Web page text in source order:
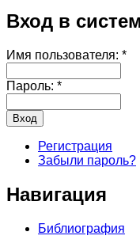
Вход в
Имя пользователя: *
Пароль: *
Регистрация
Забыли пароль?
Навигация
Библиография